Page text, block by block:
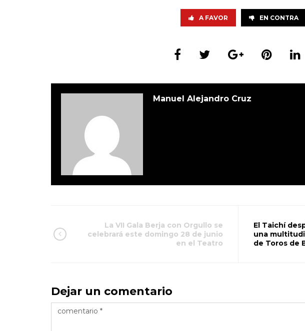
A FAVOR EN CONTRA
Manuel Alejandro Cruz
La VII Gala Berja con Orgullo se
celebrará este domingo 28 de junio
en el Teatro
El Taichí
una
de Toros de
Dejar un comentario